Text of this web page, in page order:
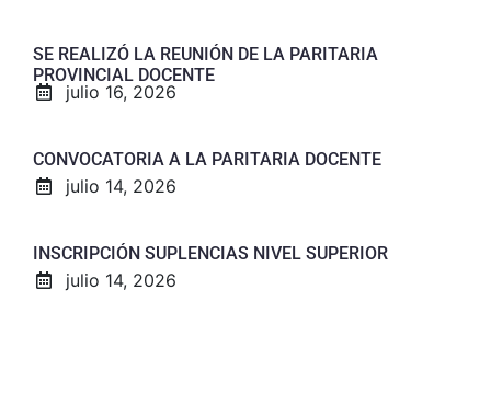
SE REALIZÓ LA REUNIÓN DE LA PARITARIA
PROVINCIAL DOCENTE
julio 16, 2026
CONVOCATORIA A LA PARITARIA DOCENTE
julio 14, 2026
INSCRIPCIÓN SUPLENCIAS NIVEL SUPERIOR
julio 14, 2026